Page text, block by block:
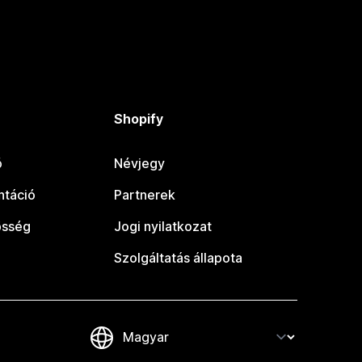
Shopify
Névjegy
Partnerek
Jogi nyilatkozat
Szolgáltatás állapota